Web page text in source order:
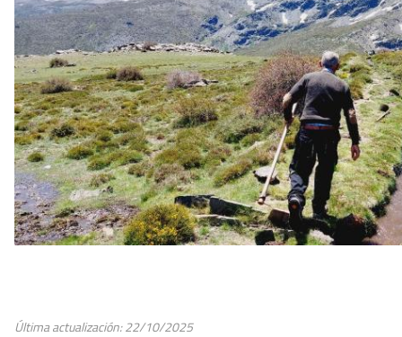
Última actualización: 22/10/2025